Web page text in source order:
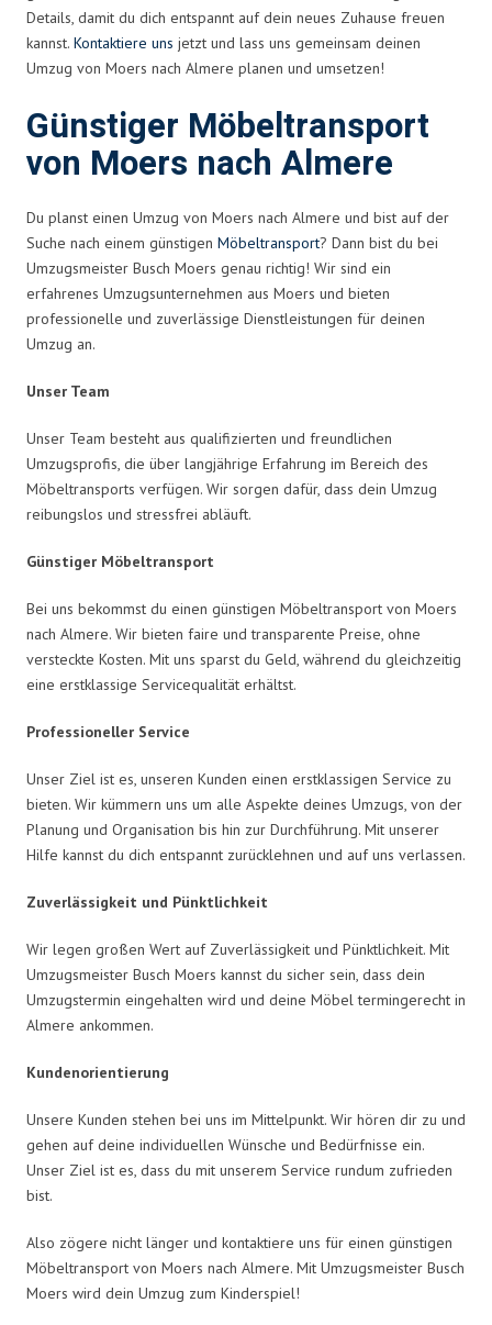
Details, damit du dich entspannt auf dein neues Zuhause freuen
kannst. Kontaktiere uns jetzt und lass uns gemeinsam deinen
Umzug von Moers nach Almere planen und umsetzen!
Günstiger Möbeltransport
von Moers nach Almere
Du planst einen Umzug von Moers nach Almere und bist auf der
Suche nach einem günstigen Möbeltransport? Dann bist du bei
Umzugsmeister Busch Moers genau richtig! Wir sind ein
erfahrenes Umzugsunternehmen aus Moers und bieten
professionelle und zuverlässige Dienstleistungen für deinen
Umzug an.
Unser Team
Unser Team besteht aus qualifizierten und freundlichen
Umzugsprofis, die über langjährige Erfahrung im Bereich des
Möbeltransports verfügen. Wir sorgen dafür, dass dein Umzug
reibungslos und stressfrei abläuft.
Günstiger Möbeltransport
Bei uns bekommst du einen günstigen Möbeltransport von Moers
nach Almere. Wir bieten faire und transparente Preise, ohne
versteckte Kosten. Mit uns sparst du Geld, während du gleichzeitig
eine erstklassige Servicequalität erhältst.
Professioneller Service
Unser Ziel ist es, unseren Kunden einen erstklassigen Service zu
bieten. Wir kümmern uns um alle Aspekte deines Umzugs, von der
Planung und Organisation bis hin zur Durchführung. Mit unserer
Hilfe kannst du dich entspannt zurücklehnen und auf uns verlassen.
Zuverlässigkeit und Pünktlichkeit
Wir legen großen Wert auf Zuverlässigkeit und Pünktlichkeit. Mit
Umzugsmeister Busch Moers kannst du sicher sein, dass dein
Umzugstermin eingehalten wird und deine Möbel termingerecht in
Almere ankommen.
Kundenorientierung
Unsere Kunden stehen bei uns im Mittelpunkt. Wir hören dir zu und
gehen auf deine individuellen Wünsche und Bedürfnisse ein.
Unser Ziel ist es, dass du mit unserem Service rundum zufrieden
bist.
Also zögere nicht länger und kontaktiere uns für einen günstigen
Möbeltransport von Moers nach Almere. Mit Umzugsmeister Busch
Moers wird dein Umzug zum Kinderspiel!